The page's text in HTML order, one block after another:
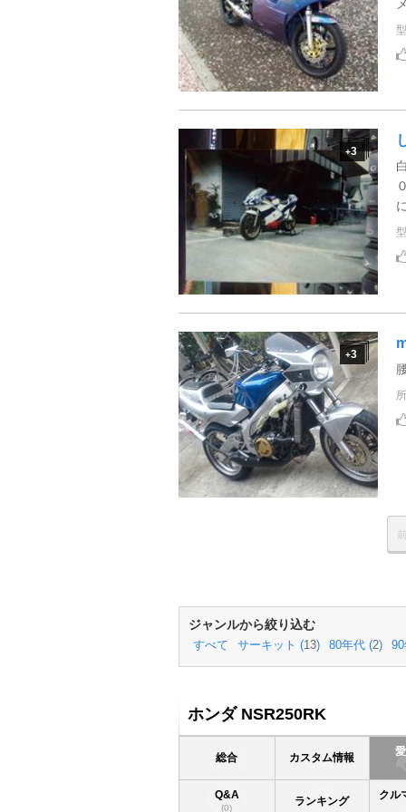
+3
+3
ジャンルから絞り込む
すべて サーキット (13) 80年代 (2)
ホンダ NSR250RK
総合 カスタム情報
Q&A
(0) ランキング
クル